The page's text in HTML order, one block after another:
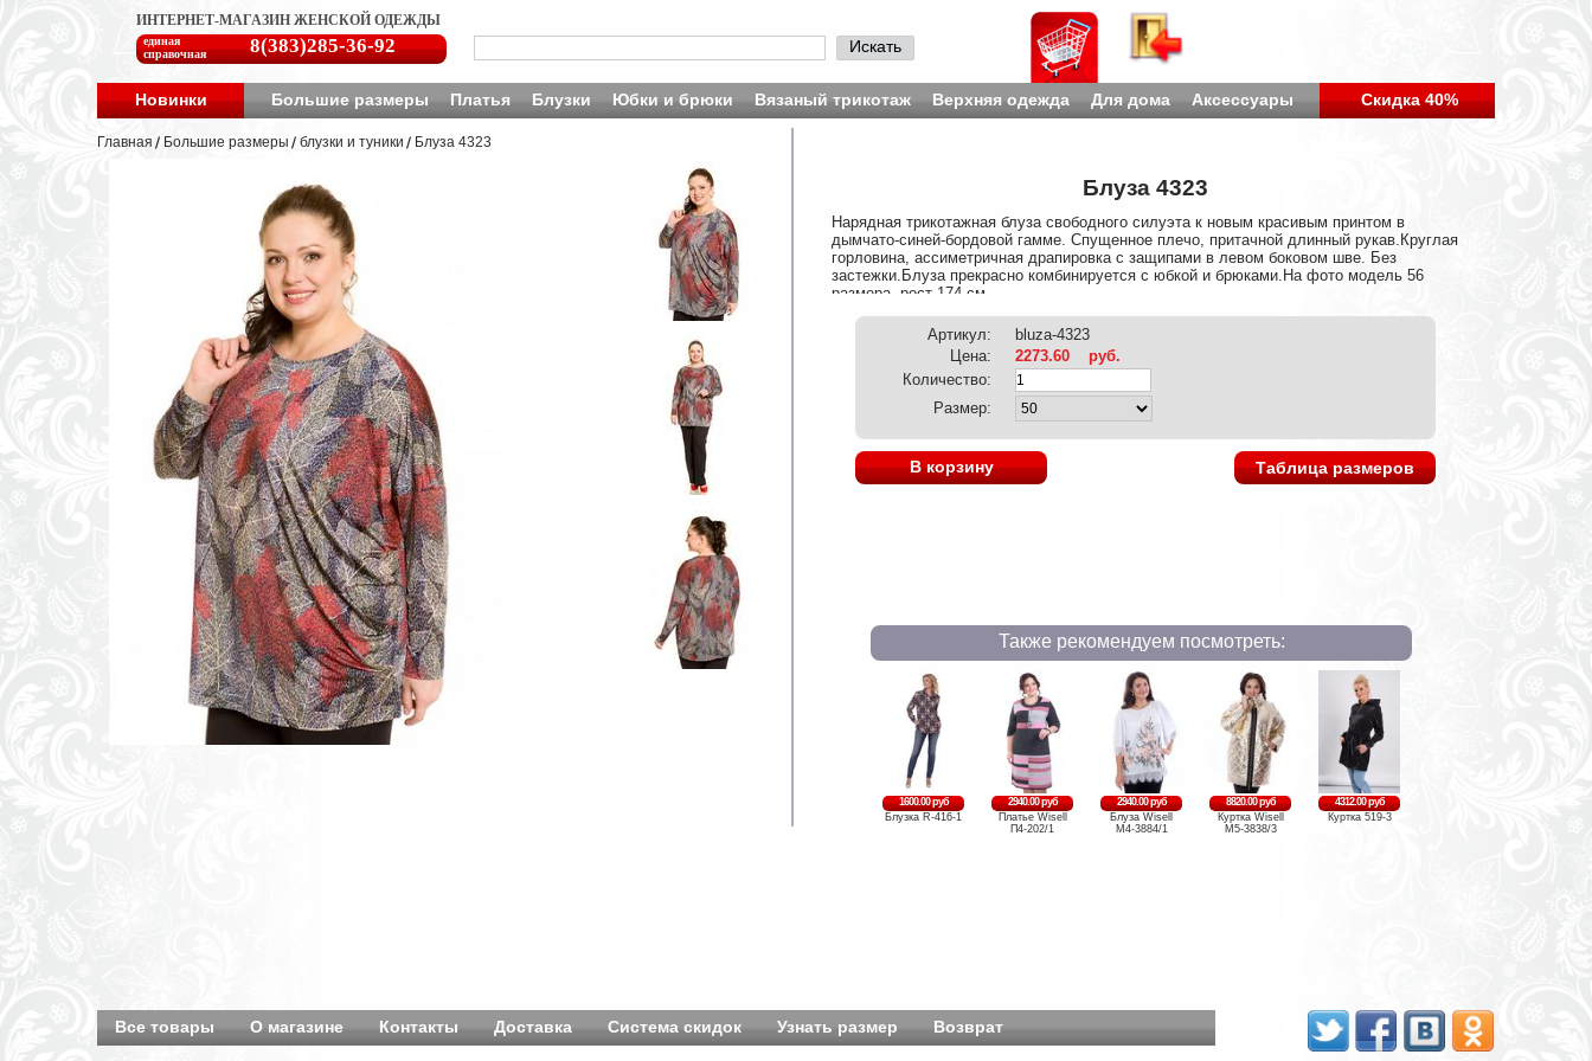
ИНТЕРНЕТ-МАГАЗИН ЖЕНСКОЙ ОДЕЖДЫ
единая
справочная
8(383)285-36-92 Искать
Новинки Большие размеры Платья Блузки Юбки и брюки Вязаный трикотаж Верхняя одежда Для дома Аксессуары Скидка 40%
Главная Большие размеры блузки и туники Блуза 4323
Блуза 4323
Нарядная трикотажная блуза свободного силуэта к новым красивым принтом в
дымчато-синей-бордовой гамме. Спущенное плечо, притачной длинный рукав.Круглая
горловина, ассиметричная драпировка с защипами в левом боковом шве. Без
застежки.Блуза прекрасно комбинируется с юбкой и брюками.На фото модель 56
размера, рост 174 см.
Артикул:
bluza-4323
Цена:
2273.60
руб.
Количество:
Размер:
В корзину Таблица размеров
Также рекомендуем посмотреть:
1600.00 руб
Блузка R-416-1
2940.00 руб
Платье Wisell
П4-202/1
2940.00 руб
Блуза Wisell
М4-3884/1
8820.00 руб
Куртка Wisell
М5-3838/3
4312.00 руб
Куртка 519-3
Все товары О магазине Контакты Доставка Система скидок Узнать размер Возврат